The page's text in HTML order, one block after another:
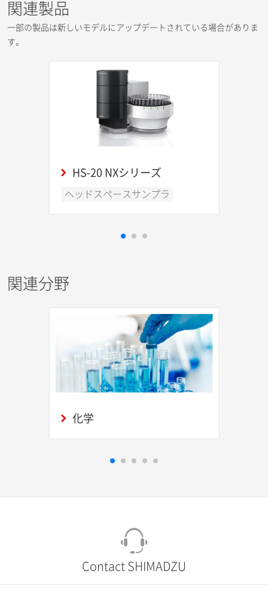
関連製品
一部の製品は新しいモデルにアップデートされている場合がありま
す。
HS-20 NXシリーズ
ヘッドスペースサンプラ
関連分野
化学
Contact SHIMADZU